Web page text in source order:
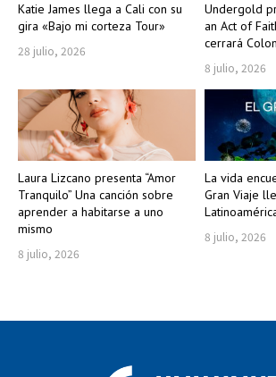
Katie James llega a Cali con su
gira «Bajo mi corteza Tour»
28 julio, 2026
Undergold
an Act of
cerrará
8 julio, 2026
Laura Lizcano presenta “Amor
Tranquilo” Una canción sobre
aprender a habitarse a uno
mismo
8 julio, 2026
La vida
Gran Viaje
8 julio, 2026